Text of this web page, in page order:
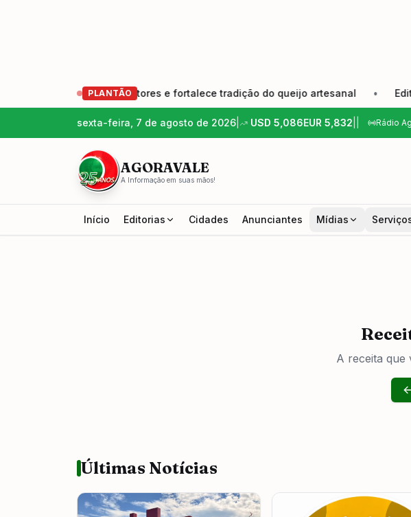
PLANTÃO
geração de produtores e fortalece tradição do queijo artesanal • Edital
sexta-feira, 7 de agosto de 2026 USD 5,086EUR 5,832 Rádio
AGORAVALE
A Informação em suas mãos!
Início Editorias Cidades Anunciantes Mídias
A receita que
Últimas Notícias